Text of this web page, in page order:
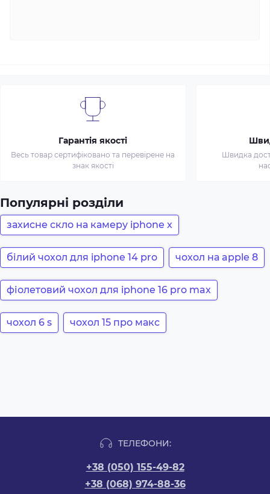
Гарантія якості
Весь товар сертифіковано та перевірене на
знак якості
Швидка
Популярні розділи
захисне скло на камеру iphone x
білий чохол для iphone 14 pro чохол на apple 8
фіолетовий чохол для iphone 16 pro max
чохол 6 s чохол 15 про макс
ТЕЛЕФОНИ:
+38 (050) 155-49-82
+38 (068) 974-88-36